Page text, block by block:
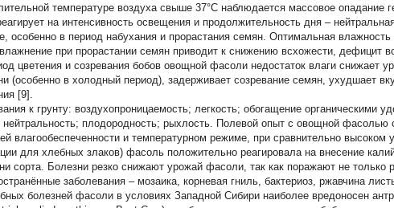
температуре воздуха свыше 37°С наблюдается массовое опадание
на интенсивность освещения и продолжительность дня –
особенно в период набухания и прорастания семян. Оптимальная
при прорастании семян приводит к снижению всхожести, дефицит
цветения и созревания бобов овощной фасоли недостаток влаги снижает
(особенно в холодный период), задерживает созревание семян, ухудшает
[9].
к грунту: воздухопроницаемость; легкость; обогащение органическими
нейтральность; плодородность; рыхлость. Полевой опыт с овощной фасолью
влагообеспеченности и температурном режиме, при сравнительно высоком
для хлебных злаков) фасоль положительно реагировала на внесение
сорта. Болезни резко снижают урожай фасоли, так как поражают не только
заболевания – мозаика, корневая гниль, бактериоз, ржавчина
болезней фасоли в условиях Западной Сибири наиболее вредоносен